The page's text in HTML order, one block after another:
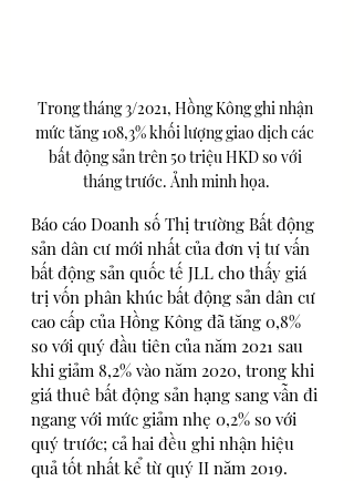
Trong tháng 3/2021, Hồng Kông ghi nhận
mức tăng 108,3% khối lượng giao dịch các
bất động sản trên 50 triệu HKD so với
tháng trước. Ảnh minh họa.
Báo cáo Doanh số Thị trường Bất động
sản dân cư mới nhất của đơn vị tư vấn
bất động sản quốc tế JLL cho thấy giá
trị vốn phân khúc bất động sản dân cư
cao cấp của Hồng Kông đã tăng 0,8%
so với quý đầu tiên của năm 2021 sau
khi giảm 8,2% vào năm 2020, trong khi
giá thuê bất động sản hạng sang vẫn đi
ngang với mức giảm nhẹ 0,2% so với
quý trước; cả hai đều ghi nhận hiệu
quả tốt nhất kể từ quý II năm 2019.